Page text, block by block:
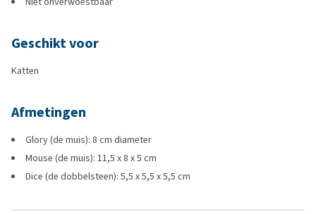
Geschikt voor
Katten
Afmetingen
Glory (de muis): 8 cm diameter
Mouse (de muis): 11,5 x 8 x 5 cm
Dice (de dobbelsteen): 5,5 x 5,5 x 5,5 cm